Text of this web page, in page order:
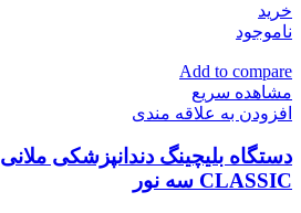
خرید
ناموجود
Add to compare
مشاهده سریع
افزودن به علاقه مندی
CLASSIC سه نور